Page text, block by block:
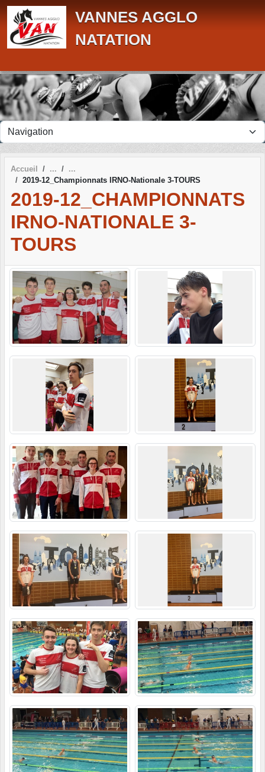
VANNES AGGLO
NATATION
Accueil
2019-12_Championnats IRNO-Nationale 3-TOURS
2019-12_CHAMPIONNATS
IRNO-NATIONALE 3-
TOURS
Panneau de gestion des cookies